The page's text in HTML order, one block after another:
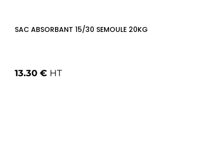
SAC ABSORBANT 15/30 SEMOULE 20KG
13.30 € HT